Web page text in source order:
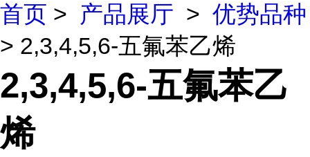
首页 > 产品展厅 > 优势品种
> 2,3,4,5,6-五氟苯乙烯
2,3,4,5,6-五氟苯乙
烯